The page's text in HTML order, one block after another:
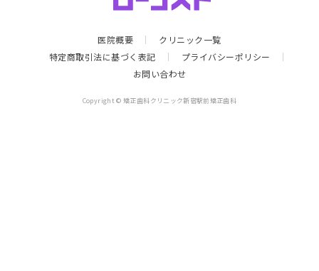
Copyright © 矯正歯科クリニック新宿駅前矯正歯科
医院概要
クリニック一覧
特定商取引法に基づく表記
プライバシーポリシー
お問い合わせ